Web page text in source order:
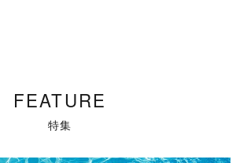
FEATURE
特集